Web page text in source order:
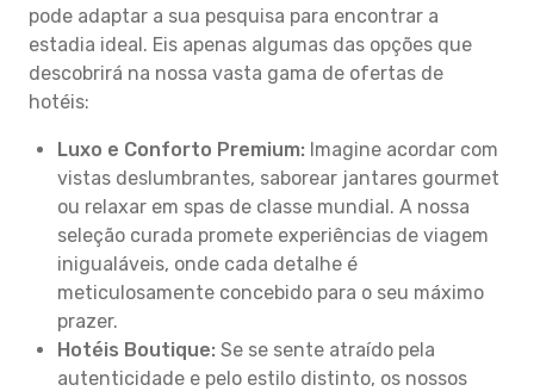
pode adaptar a sua pesquisa para encontrar a
estadia ideal. Eis apenas algumas das opções que
descobrirá na nossa vasta gama de ofertas de
hotéis:
Luxo e Conforto Premium: Imagine acordar com
vistas deslumbrantes, saborear jantares gourmet
ou relaxar em spas de classe mundial. A nossa
seleção curada promete experiências de viagem
inigualáveis, onde cada detalhe é
meticulosamente concebido para o seu máximo
prazer.
Hotéis Boutique: Se se sente atraído pela
autenticidade e pelo estilo distinto, os nossos